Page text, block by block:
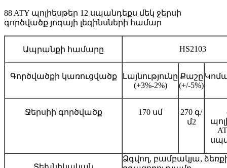
88 ATY պոլիեսթեր 12 սպանդեքս մեկ ջերսի
գործվածք յոգայի լեգինսների համար
Ապրանքի համարը HS2103
Գործվածքի կառուցվածք
Լայնությունը
(+3%-2%)
Քաշը
(+/-5%)
Ջերսիի գործվածք 170 սմ
270 գ/
մ2
Ձգվող, բամբակյա,